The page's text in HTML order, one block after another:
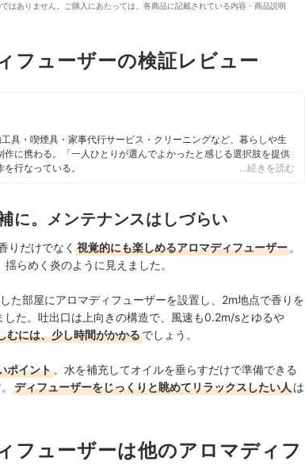
はありません。ご購入にあたっては、各商品に記載されている内容・商品説明
ューザーの検証レビュー
具・喫煙具・家事代行サービス・クリーニングなど、暮らしや生
に携わる。「一人ひとりが選んでよかったと感じる選択肢を提供
行なっている。
…続きを読む
に。メンテナンスはしづらい
りだけでなく 視覚的にも楽しめるアロマディフューザー 。
らめく炎のように見えました。
た部屋にアロマディフューザーを設置し、2m地点で香りを
た。吐出口は上向きの構造で、風速も0.2m/sとゆるや
むには、少し時間がかかるでしょう。
ポイント 。水を補充してオイルを垂らすだけで準備できる
ディフューザーをじっくりと眺めてリラックスしたい人は
ューザーは他のアロマディフ